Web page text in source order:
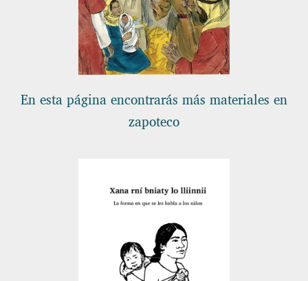
En esta página encontrarás más materiales en
zapoteco